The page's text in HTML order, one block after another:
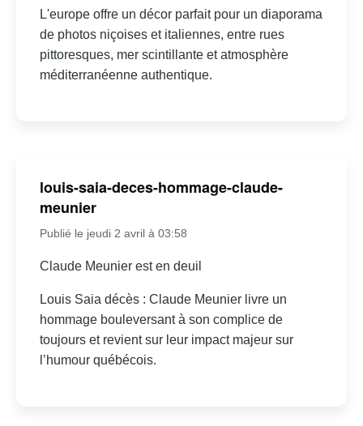
L'europe offre un décor parfait pour un diaporama
de photos niçoises et italiennes, entre rues
pittoresques, mer scintillante et atmosphère
méditerranéenne authentique.
louis-saia-deces-hommage-claude-
meunier
Publié le jeudi 2 avril à 03:58
Claude Meunier est en deuil
Louis Saia décès : Claude Meunier livre un
hommage bouleversant à son complice de
toujours et revient sur leur impact majeur sur
l’humour québécois.